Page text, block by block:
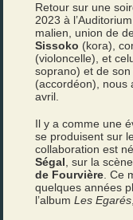
Retour sur une
2023 à
malien, union de
Sissoko (kora),
(violoncelle), et
soprano) et de
(accordéon), nous
avril.
Il y a comme une
se produisent sur
collaboration est
Ségal , sur la
de Fourvière . Ce
quelques années
l’albumLes Egarés